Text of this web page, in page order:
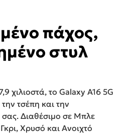
πάχος,
στυλ
χιλιοστά, το Galaxy A16 5G
τσέπη και την
σας. Διαθέσιμο σε Μπλε
Χρυσό και Ανοιχτό